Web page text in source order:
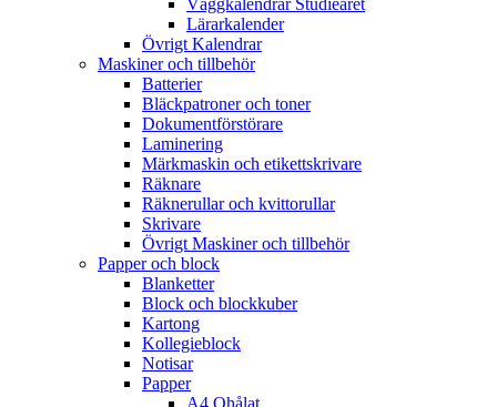
Väggkalendrar Studieåret
Lärarkalender
Övrigt Kalendrar
Maskiner och tillbehör
Batterier
Bläckpatroner och toner
Dokumentförstörare
Laminering
Märkmaskin och etikettskrivare
Räknare
Räknerullar och kvittorullar
Skrivare
Övrigt Maskiner och tillbehör
Papper och block
Blanketter
Block och blockkuber
Kartong
Kollegieblock
Notisar
Papper
A4 Ohålat